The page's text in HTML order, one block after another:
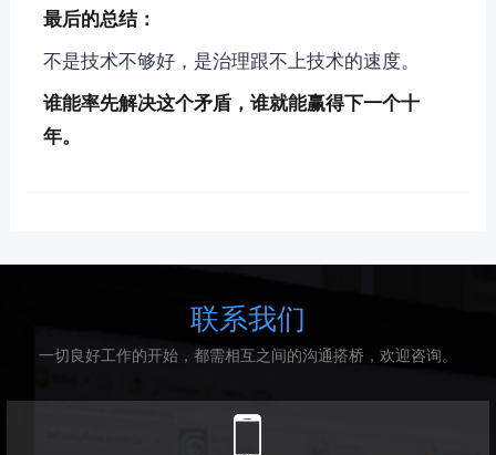
最后的总结：
不是技术不够好，是治理跟不上技术的速度。
谁能率先解决这个矛盾，谁就能赢得下一个十
年。
联系我们
一切良好工作的开始，都需相互之间的沟通搭桥，欢迎咨询。